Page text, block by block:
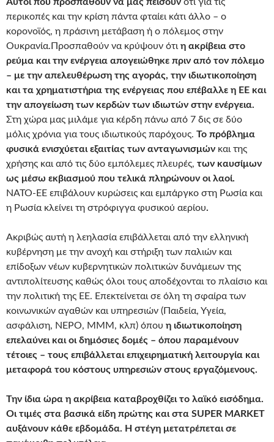
περικοπές και την κρίση πάντα φταίει κάτι άλλο – ο
κορονοϊός, η πράσινη μετάβαση ή ο πόλεμος στην
Ουκρανία.Προσπαθούν να κρύψουν ότι η ακρίβεια στο
ρεύμα και την ενέργεια απογειώθηκε πριν από τον πόλεμο
– με την απελευθέρωση της αγοράς, την ιδιωτικοποίηση
και τα χρηματιστήρια της ενέργειας που επέβαλλε η ΕΕ και
την απογείωση των κερδών των ιδιωτών στην ενέργεια.
Στη χώρα μας μιλάμε για κέρδη πάνω από 7 δις σε δύο
μόλις χρόνια για τους ιδιωτικούς παρόχους. Το πρόβλημα
φυσικά ενισχύεται εξαιτίας των ανταγωνισμών και της
χρήσης και από τις δύο εμπόλεμες πλευρές, των καυσίμων
ως μέσω εκβιασμού που τελικά πληρώνουν οι λαοί.
ΝΑΤΟ-ΕΕ επιβάλουν κυρώσεις και εμπάργκο στη Ρωσία και
η Ρωσία κλείνει τη στρόφιγγα φυσικού αερίου.
Ακριβώς αυτή η λεηλασία επιβάλλεται από την ελληνική
κυβέρνηση με την ανοχή και στήριξη των παλιών και
επίδοξων νέων κυβερνητικών πολιτικών δυνάμεων της
αντιπολίτευσης καθώς όλοι τους αποδέχονται το πλαίσιο και
την πολιτική της ΕΕ. Επεκτείνεται σε όλη τη σφαίρα των
κοινωνικών αγαθών και υπηρεσιών (Παιδεία, Υγεία,
ασφάλιση, ΝΕΡΟ, ΜΜΜ, κλπ) όπου η ιδιωτικοποίηση
επελαύνει και οι δημόσιες δομές – όπου παραμένουν
τέτοιες – τους επιβάλλεται επιχειρηματική λειτουργία και
μεταφορά του κόστους υπηρεσιών στους εργαζόμενους.
Την ίδια ώρα η ακρίβεια καταβροχθίζει το λαϊκό εισόδημα.
Οι τιμές στα βασικά είδη πρώτης και στα SUPER MARKET
αυξάνουν κάθε εβδομάδα. Η στέγη μετατρέπεται σε